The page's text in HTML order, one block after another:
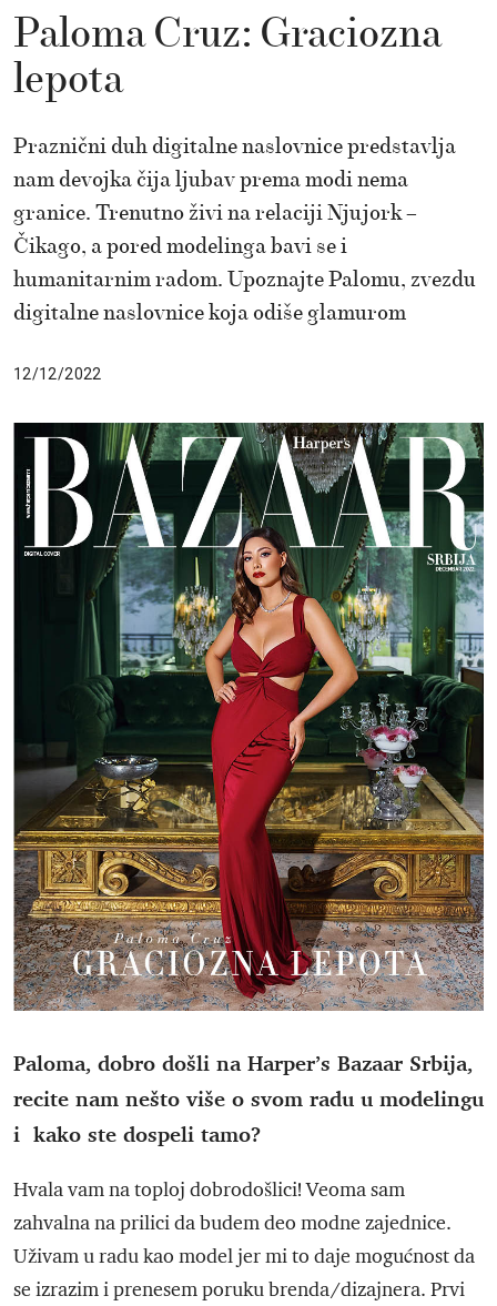
Paloma Cruz: Graciozna
lepota
Praznični duh digitalne naslovnice predstavlja
nam devojka čija ljubav prema modi nema
granice. Trenutno živi na relaciji Njujork –
Čikago, a pored modelinga bavi se i
humanitarnim radom. Upoznajte Palomu, zvezdu
digitalne naslovnice koja odiše glamurom
12/12/2022
Paloma, dobro došli na Harper’s Bazaar Srbija,
recite nam nešto više o svom radu u modelingu
i kako ste dospeli tamo?
Hvala vam na toploj dobrodošlici! Veoma sam
zahvalna na prilici da budem deo modne zajednice.
Uživam u radu kao model jer mi to daje mogućnost da
se izrazim i prenesem poruku brenda/dizajnera. Prvi